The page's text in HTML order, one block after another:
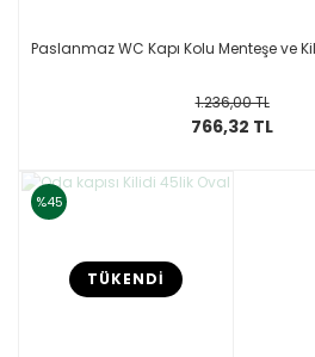
Paslanmaz WC Kapı Kolu Menteşe ve
1.236,00 TL
766,32 TL
%45
TÜKENDİ